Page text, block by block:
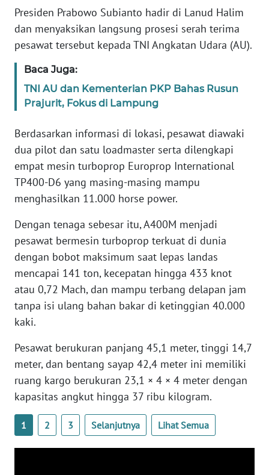
Presiden Prabowo Subianto hadir di Lanud Halim
dan menyaksikan langsung prosesi serah terima
pesawat tersebut kepada TNI Angkatan Udara (AU).
Baca Juga:
TNI AU dan Kementerian PKP Bahas Rusun
Prajurit, Fokus di Lampung
Berdasarkan informasi di lokasi, pesawat diawaki
dua pilot dan satu loadmaster serta dilengkapi
empat mesin turboprop Europrop International
TP400-D6 yang masing-masing mampu
menghasilkan 11.000 horse power.
Dengan tenaga sebesar itu, A400M menjadi
pesawat bermesin turboprop terkuat di dunia
dengan bobot maksimum saat lepas landas
mencapai 141 ton, kecepatan hingga 433 knot
atau 0,72 Mach, dan mampu terbang delapan jam
tanpa isi ulang bahan bakar di ketinggian 40.000
kaki.
Pesawat berukuran panjang 45,1 meter, tinggi 14,7
meter, dan bentang sayap 42,4 meter ini memiliki
ruang kargo berukuran 23,1 × 4 × 4 meter dengan
kapasitas angkut hingga 37 ribu kilogram.
1 2 3 Selanjutnya Lihat Semua
WN
JAKARTA
WN
JABAR
WN
BANTEN
WN
NTT
WN
KEPRI
WN
PAPUA
WN
PAPUA
WN
SERAMBI
WN
JAMBI